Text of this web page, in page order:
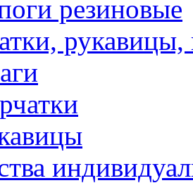
резиновые
рукавицы,